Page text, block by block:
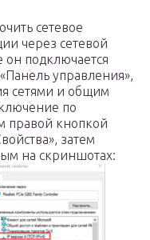
сетевое
через сетевой
он подключается
управления»,
сетями и общим
по
правой кнопкой
затем
на скриншотах: